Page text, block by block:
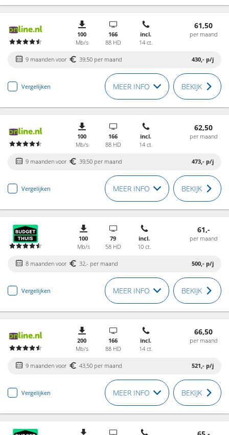
100
Mb/s
166
88 HD
incl.
14 ct.
61,50
per maand
9 maanden voor 39,50 per maand 430,- p/j
Vergelijken MEER INFO BEKIJK
100
Mb/s
166
88 HD
incl.
14 ct.
62,50
per maand
9 maanden voor 39,50 per maand 473,- p/j
Vergelijken MEER INFO BEKIJK
100
Mb/s
79
58 HD
incl.
10 ct.
61,-
per maand
8 maanden voor 32,- per maand 500,- p/j
Vergelijken MEER INFO BEKIJK
200
Mb/s
166
88 HD
incl.
14 ct.
66,50
per maand
9 maanden voor 43,50 per maand 521,- p/j
Vergelijken MEER INFO BEKIJK